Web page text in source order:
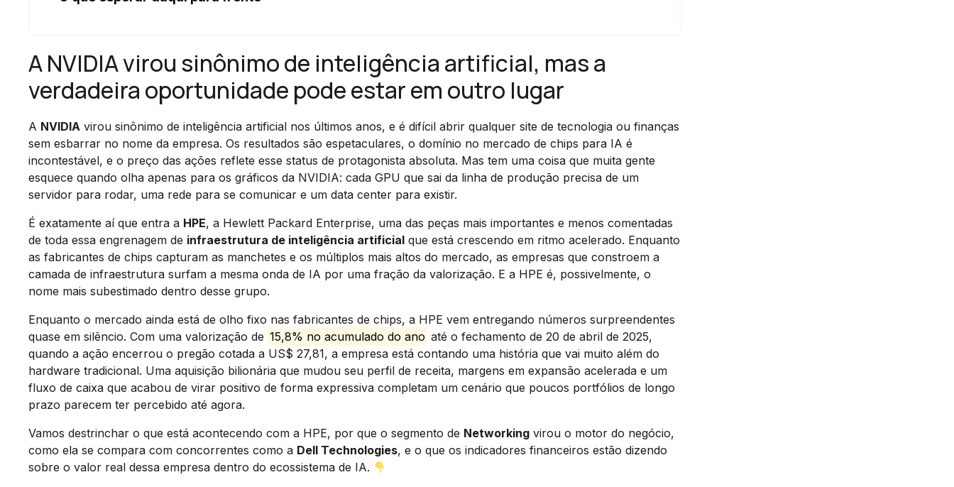
A NVIDIA virou sinônimo de inteligência artificial, mas a
verdadeira oportunidade pode estar em outro lugar
A NVIDIA virou sinônimo de inteligência artificial nos últimos anos, e é difícil abrir qualquer site de tecnologia ou finanças
sem esbarrar no nome da empresa. Os resultados são espetaculares, o domínio no mercado de chips para IA é
incontestável, e o preço das ações reflete esse status de protagonista absoluta. Mas tem uma coisa que muita gente
esquece quando olha apenas para os gráficos da NVIDIA: cada GPU que sai da linha de produção precisa de um
servidor para rodar, uma rede para se comunicar e um data center para existir.
É exatamente aí que entra a HPE, a Hewlett Packard Enterprise, uma das peças mais importantes e menos comentadas
de toda essa engrenagem de infraestrutura de inteligência artificial que está crescendo em ritmo acelerado. Enquanto
as fabricantes de chips capturam as manchetes e os múltiplos mais altos do mercado, as empresas que constroem a
camada de infraestrutura surfam a mesma onda de IA por uma fração da valorização. E a HPE é, possivelmente, o
nome mais subestimado dentro desse grupo.
Enquanto o mercado ainda está de olho fixo nas fabricantes de chips, a HPE vem entregando números surpreendentes
quase em silêncio. Com uma valorização de 15,8% no acumulado do ano até o fechamento de 20 de abril de 2025,
quando a ação encerrou o pregão cotada a US$ 27,81, a empresa está contando uma história que vai muito além do
hardware tradicional. Uma aquisição bilionária que mudou seu perfil de receita, margens em expansão acelerada e um
fluxo de caixa que acabou de virar positivo de forma expressiva completam um cenário que poucos portfólios de longo
prazo parecem ter percebido até agora.
Vamos destrinchar o que está acontecendo com a HPE, por que o segmento de Networking virou o motor do negócio,
como ela se compara com concorrentes como a Dell Technologies, e o que os indicadores financeiros estão dizendo
sobre o valor real dessa empresa dentro do ecossistema de IA.